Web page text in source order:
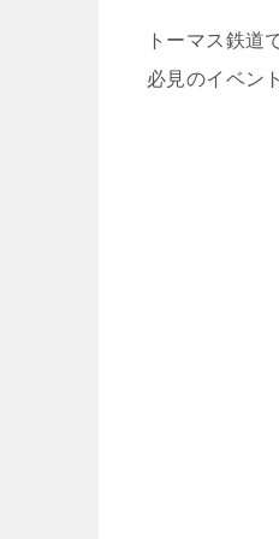
トーマス鉄道
必見のイベン